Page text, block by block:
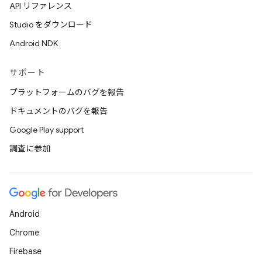
API リファレンス
Studio をダウンロード
Android NDK
サポート
プラットフォームのバグを報告
ドキュメントのバグを報告
Google Play support
調査に参加
Android
Chrome
Firebase